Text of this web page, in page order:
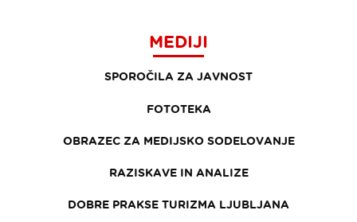
MEDIJI
SPOROČILA ZA JAVNOST
FOTOTEKA
OBRAZEC ZA MEDIJSKO SODELOVANJE
RAZISKAVE IN ANALIZE
DOBRE PRAKSE TURIZMA LJUBLJANA